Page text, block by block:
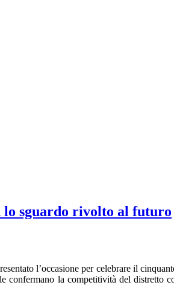
lo sguardo rivolto al futuro
l’occasione per celebrare il
la competitività del distretto